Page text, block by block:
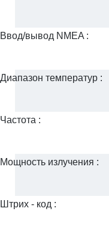
Ввод/вывод NMEA :
Диапазон температур :
Частота :
Мощность излучения :
Штрих - код :